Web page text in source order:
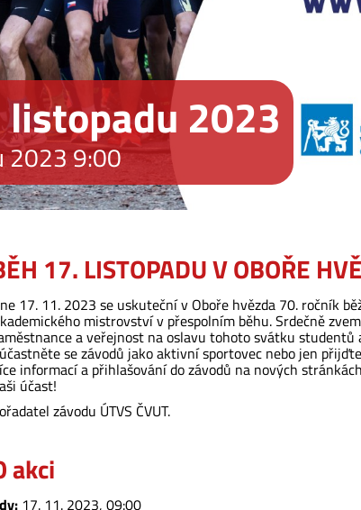
listopadu 2023
2023 9:00
17. LISTOPADU V OBOŘE
17. 11. 2023 se uskuteční v Oboře hvězda 70. ročník
mistrovství v přespolním běhu. Srdečně
a veřejnost na oslavu tohoto svátku studentů
se závodů jako aktivní sportovec nebo jen
informací a přihlašování do závodů na nových
účast!
závodu ÚTVS ČVUT.
akci
17. 11. 2023, 09:00